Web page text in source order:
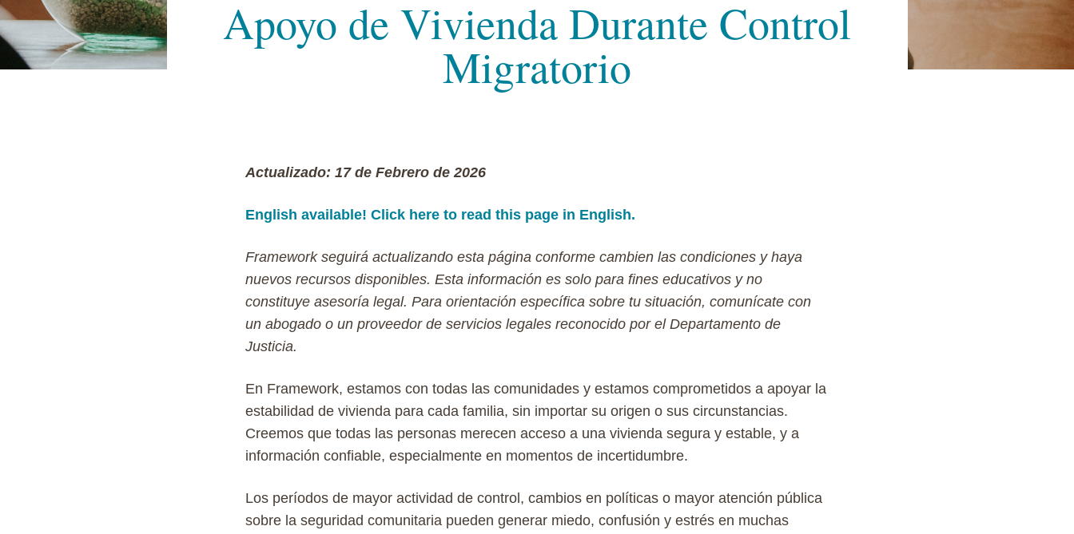
Apoyo de Vivienda Durante Control
Migratorio
Actualizado: 17 de Febrero de 2026
English available! Click here to read this page in English.
Framework seguirá actualizando esta página conforme cambien las condiciones y haya
nuevos recursos disponibles. Esta información es solo para fines educativos y no
constituye asesoría legal. Para orientación específica sobre tu situación, comunícate con
un abogado o un proveedor de servicios legales reconocido por el Departamento de
Justicia.
En Framework, estamos con todas las comunidades y estamos comprometidos a apoyar la
estabilidad de vivienda para cada familia, sin importar su origen o sus circunstancias.
Creemos que todas las personas merecen acceso a una vivienda segura y estable, y a
información confiable, especialmente en momentos de incertidumbre.
Los períodos de mayor actividad de control, cambios en políticas o mayor atención pública
sobre la seguridad comunitaria pueden generar miedo, confusión y estrés en muchas